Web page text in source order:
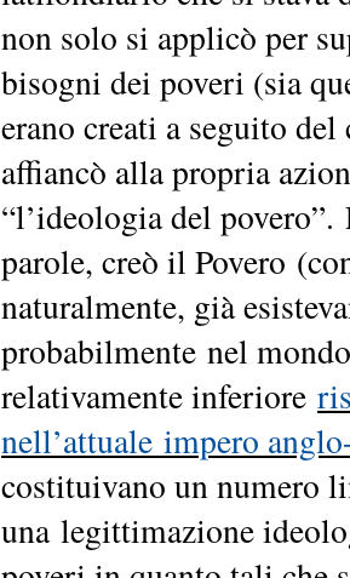
non solo si applicò per
bisogni dei poveri (sia
erano creati a seguito
affiancò alla propria
“l’ideologia del
parole, creò il Povero
naturalmente, già
probabilmente nel
relativamente inferiore
nell’attuale impero
costituivano un numero
una legittimazione